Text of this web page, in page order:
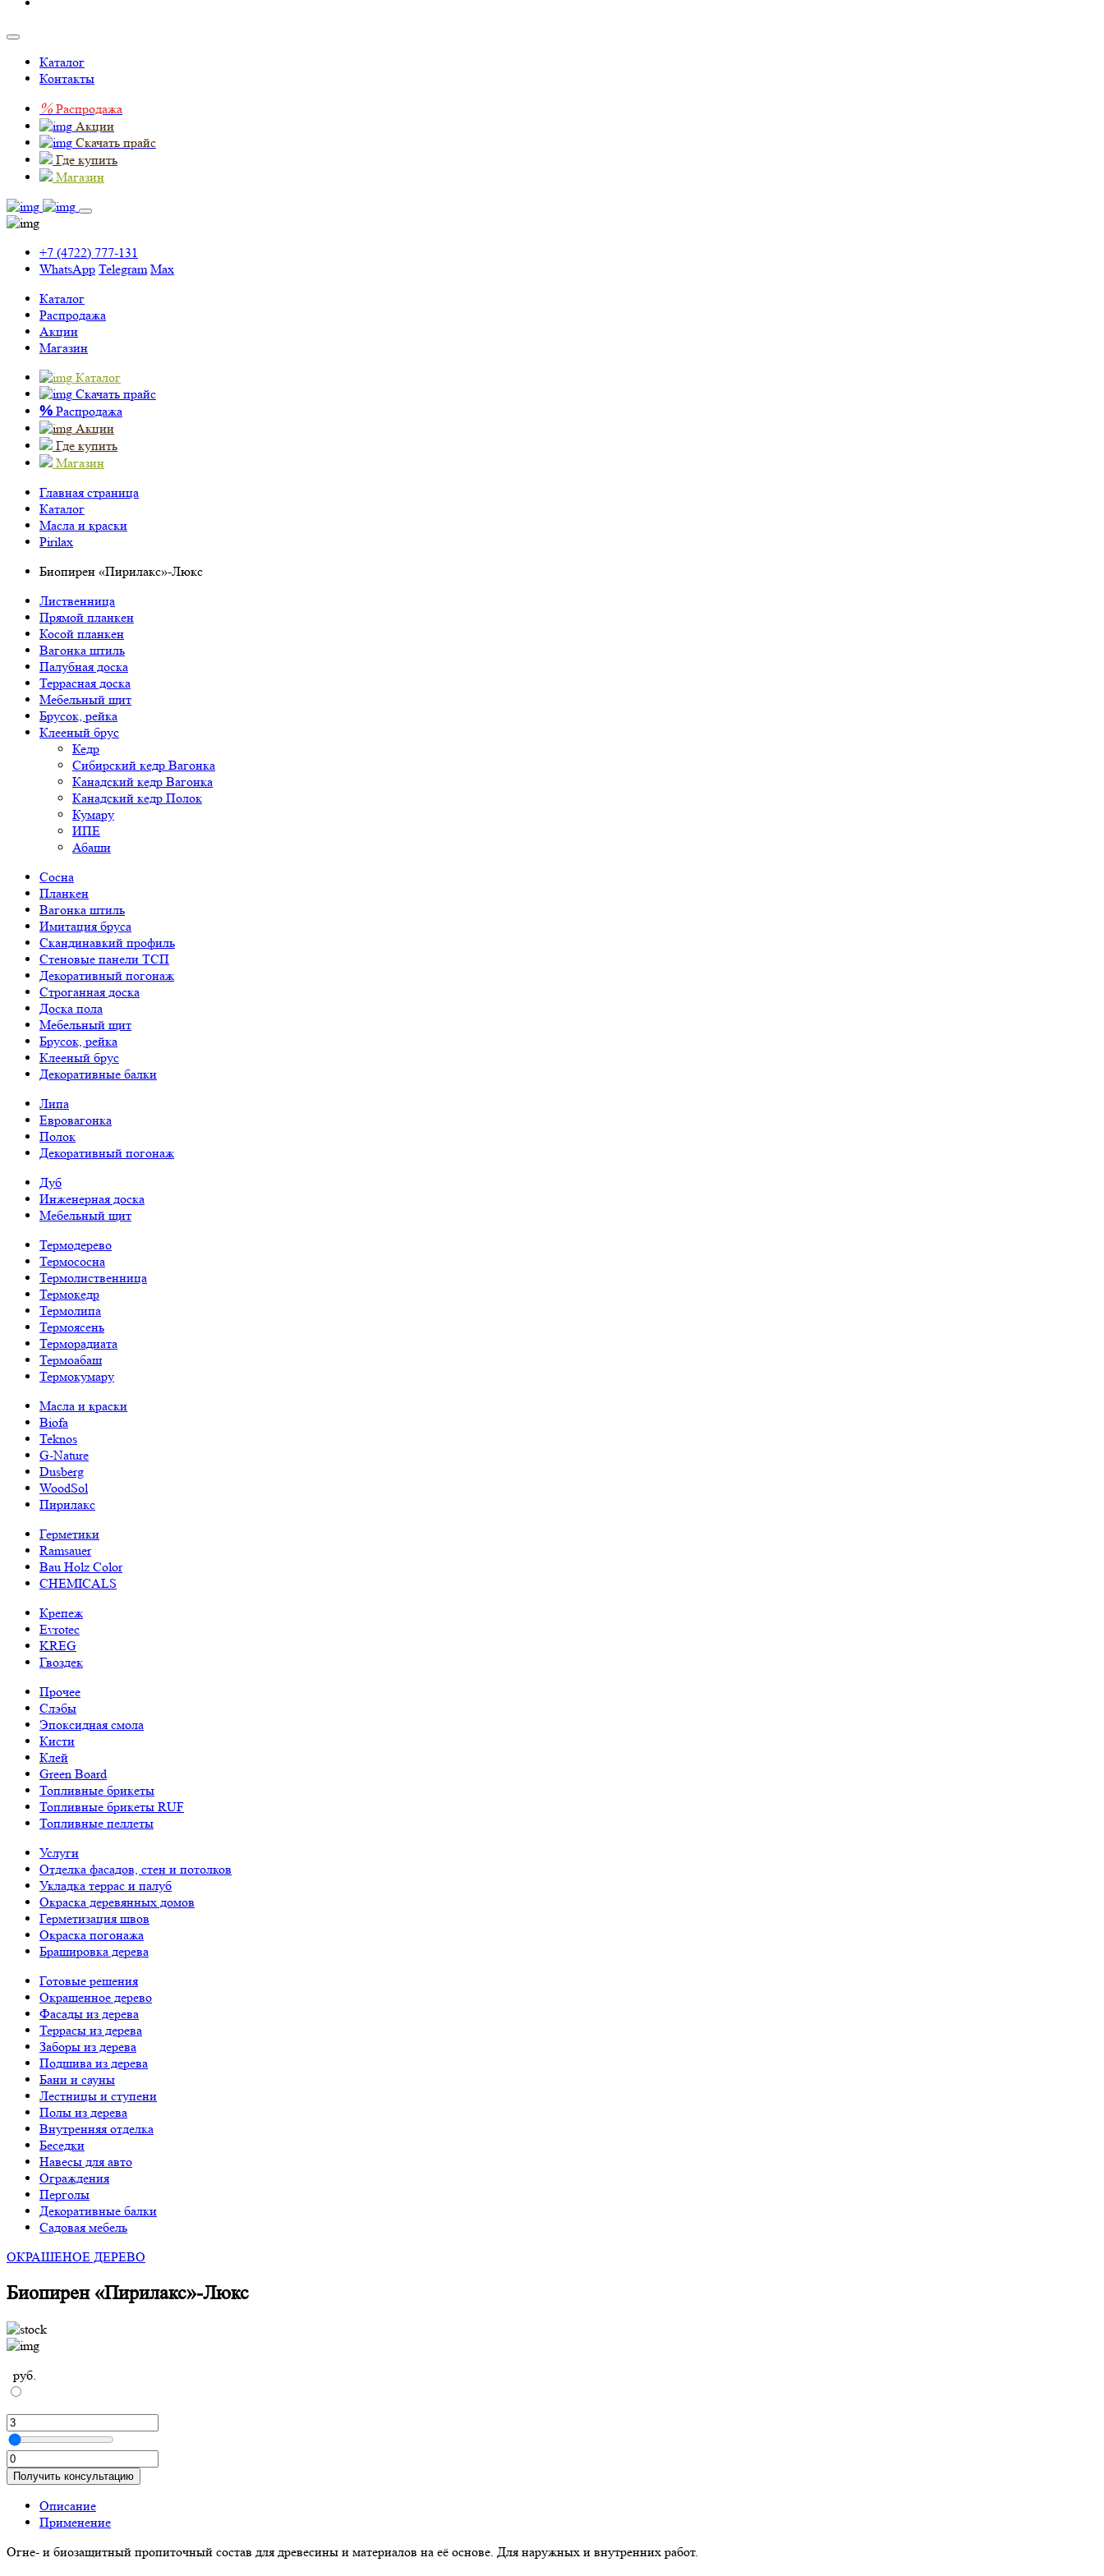
Каталог
Контакты
% Распродажа
Акции
Скачать прайс
Где купить
Магазин
+7 (4722) 777-131
WhatsApp Telegram Max
Каталог
Распродажа
Акции
Магазин
Каталог
Скачать прайс
% Распродажа
Акции
Где купить
Магазин
Главная страница
Каталог
Масла и краски
Pirilax
Биопирен «Пирилакс»-Люкс
Лиственница
Прямой планкен
Косой планкен
Вагонка штиль
Палубная доска
Террасная доска
Мебельный щит
Брусок, рейка
Клееный брус
Кедр
Сибирский кедр Вагонка
Канадский кедр Вагонка
Канадский кедр Полок
Кумару
ИПЕ
Абаши
Сосна
Планкен
Вагонка штиль
Имитация бруса
Скандинавкий профиль
Стеновые панели ТСП
Декоративный погонаж
Строганная доска
Доска пола
Мебельный щит
Брусок, рейка
Клееный брус
Декоративные балки
Липа
Евровагонка
Полок
Декоративный погонаж
Дуб
Инженерная доска
Мебельный щит
Термодерево
Термососна
Термолиственница
Термокедр
Термолипа
Термоясень
Терморадиата
Термоабаш
Термокумару
Масла и краски
Biofa
Teknos
G-Nature
Dusberg
WoodSol
Пирилакс
Герметики
Ramsauer
Bau Holz Color
CHEMICALS
Крепеж
Evrotec
KREG
Гвоздек
Прочее
Слэбы
Эпоксидная смола
Кисти
Клей
Green Board
Топливные брикеты
Топливные брикеты RUF
Топливные пеллеты
Услуги
Отделка фасадов, стен и потолков
Укладка террас и палуб
Окраска деревянных домов
Герметизация швов
Окраска погонажа
Брашировка дерева
Готовые решения
Окрашенное дерево
Фасады из дерева
Террасы из дерева
Заборы из дерева
Подшива из дерева
Бани и сауны
Лестницы и ступени
Полы из дерева
Внутренняя отделка
Беседки
Навесы для авто
Ограждения
Перголы
Декоративные балки
Садовая мебель
ОКРАШЕНОЕ ДЕРЕВО
Биопирен «Пирилакс»-Люкс
руб.
Получить консультацию
Описание
Применение
Огне- и биозащитный пропиточный состав для древесины и материалов на её основе. Для наружных и внутренних работ.